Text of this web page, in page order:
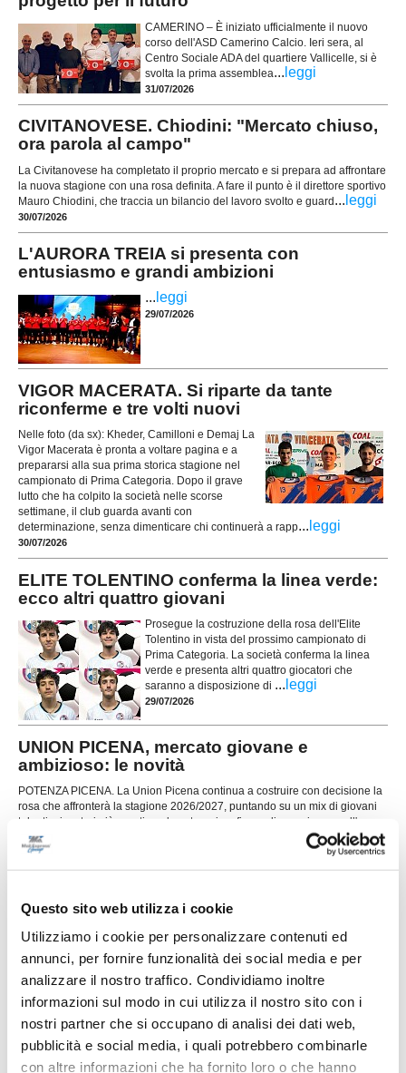
Questo sito web utilizza i cookie
Utilizziamo i cookie per personalizzare contenuti ed
annunci, per fornire funzionalità dei social media e per
analizzare il nostro traffico. Condividiamo inoltre
informazioni sul modo in cui utilizza il nostro sito con i
nostri partner che si occupano di analisi dei dati web,
pubblicità e social media, i quali potrebbero combinarle
con altre informazioni che ha fornito loro o che hanno
CAMERINO – È iniziato ufficialmente il nuovo
corso dell'ASD Camerino Calcio. Ieri sera, al
Centro Sociale ADA del quartiere Vallicelle, si è
svolta la prima assemblea... leggi
31/07/2026
CIVITANOVESE. Chiodini: "Mercato chiuso,
ora parola al campo"
La Civitanovese ha completato il proprio mercato e si prepara ad affrontare
la nuova stagione con una rosa definita. A fare il punto è il direttore sportivo
Mauro Chiodini, che traccia un bilancio del lavoro svolto e guard... leggi
30/07/2026
L'AURORA TREIA si presenta con
entusiasmo e grandi ambizioni
... leggi
29/07/2026
VIGOR MACERATA. Si riparte da tante
riconferme e tre volti nuovi
Nelle foto (da sx): Kheder, Camilloni e Demaj La
Vigor Macerata è pronta a voltare pagina e a
prepararsi alla sua prima storica stagione nel
campionato di Prima Categoria. Dopo il grave
lutto che ha colpito la società nelle scorse
settimane, il club guarda avanti con
determinazione, senza dimenticare chi continuerà a rapp... leggi
30/07/2026
ELITE TOLENTINO conferma la linea verde:
ecco altri quattro giovani
Prosegue la costruzione della rosa dell'Elite
Tolentino in vista del prossimo campionato di
Prima Categoria. La società conferma la linea
verde e presenta altri quattro giocatori che
saranno a disposizione di ... leggi
29/07/2026
UNION PICENA, mercato giovane e
ambizioso: le novità
POTENZA PICENA. La Union Picena continua a costruire con decisione la
rosa che affronterà la stagione 2026/2027, puntando su un mix di giovani
talenti, giocatori già pronti per la categoria e figure di esperienza nell'area
tecnica. Il club di Potenza Picena ha ufficializzato una serie di innesti che
confermano la volontà di dare contin
29/07/2026
LORESE. Prende forma la nuova squadra di
... leggi
28/07/2026